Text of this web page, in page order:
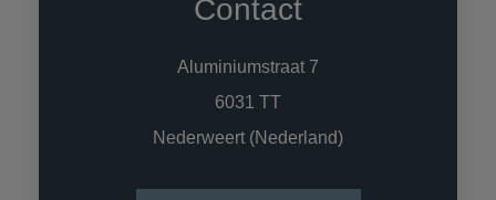
Contact
Aluminiumstraat 7
6031 TT
Nederweert (Nederland)